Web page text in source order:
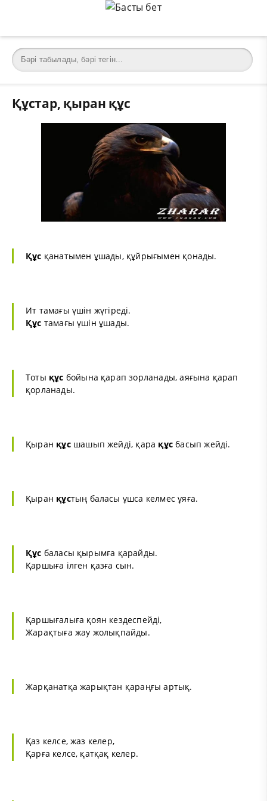
Құстар, қыран құс
Құс қанатымен ұшады, құйрығымен қонады.
Ит тамағы үшін жүгіреді.
Құс тамағы үшін ұшады.
Тоты құс бойына қарап зорланады, аяғына қарап
қорланады.
Қыран құсшашып жейді, қара құсбасып жейді.
Қыран құстың баласы ұшса келмес ұяға.
Құс баласы қырымға қарайды.
Қаршыға ілген қазға сын.
Қаршығалыға қоян кездеспейді,
Жарақтыға жау жолықпайды.
Жарқанатқа жарықтан қараңғы артық.
Қаз келсе, жаз келер,
Қарға келсе, қатқақ келер.